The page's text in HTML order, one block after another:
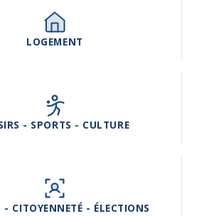
LOGEMENT
- SPORTS - CULTURE
- CITOYENNETÉ - ÉLECTIONS